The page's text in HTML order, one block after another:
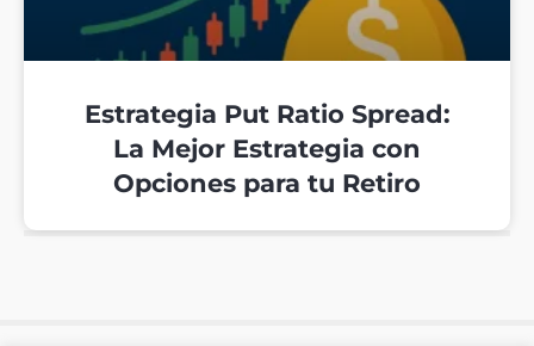
Estrategia Put Ratio Spread:
La Mejor Estrategia con
Opciones para tu Retiro